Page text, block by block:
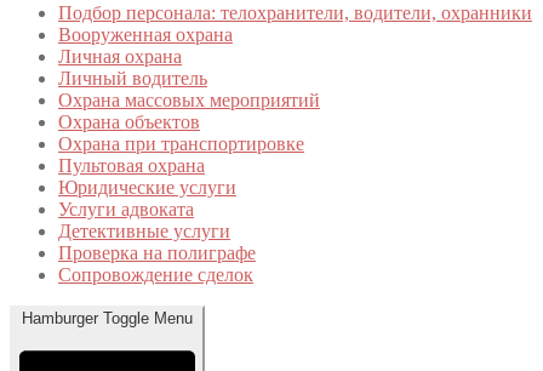
Подбор персонала: телохранители, водители, охранники
Вооруженная охрана
Личная охрана
Личный водитель
Охрана массовых мероприятий
Охрана объектов
Охрана при транспортировке
Пультовая охрана
Юридические услуги
Услуги адвоката
Детективные услуги
Проверка на полиграфе
Сопровождение сделок
Hamburger Toggle Menu